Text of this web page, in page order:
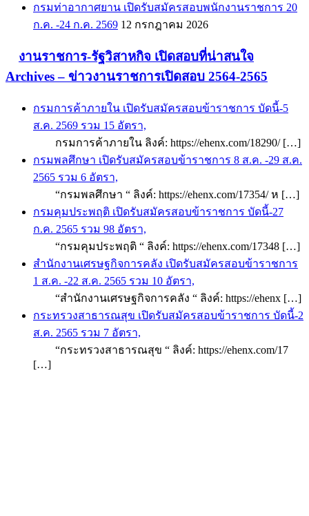
กรมท่าอากาศยาน เปิดรับสมัครสอบพนักงานราชการ 20
ก.ค. -24 ก.ค. 2569 12 กรกฎาคม 2026
งานราชการ-รัฐวิสาหกิจ เปิดสอบที่น่าสนใจ
Archives – ข่าวงานราชการเปิดสอบ 2564-2565
กรมการค้าภายใน เปิดรับสมัครสอบข้าราชการ บัดนี้-5
ส.ค. 2569 รวม 15 อัตรา,
กรมการค้าภายใน ลิงค์: https://ehenx.com/18290/ […]
กรมพลศึกษา เปิดรับสมัครสอบข้าราชการ 8 ส.ค. -29 ส.ค.
2565 รวม 6 อัตรา,
“กรมพลศึกษา “ ลิงค์: https://ehenx.com/17354/ ห […]
กรมคุมประพฤติ เปิดรับสมัครสอบข้าราชการ บัดนี้-27
ก.ค. 2565 รวม 98 อัตรา,
“กรมคุมประพฤติ “ ลิงค์: https://ehenx.com/17348 […]
สำนักงานเศรษฐกิจการคลัง เปิดรับสมัครสอบข้าราชการ
1 ส.ค. -22 ส.ค. 2565 รวม 10 อัตรา,
“สำนักงานเศรษฐกิจการคลัง “ ลิงค์: https://ehenx […]
กระทรวงสาธารณสุข เปิดรับสมัครสอบข้าราชการ บัดนี้-2
ส.ค. 2565 รวม 7 อัตรา,
“กระทรวงสาธารณสุข “ ลิงค์: https://ehenx.com/17
[…]